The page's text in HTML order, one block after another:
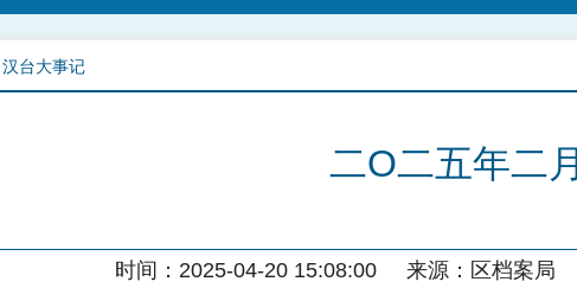
汉台大事记
二O二五年二月
时间：2025-04-20 15:08:00 来源： 区档案局